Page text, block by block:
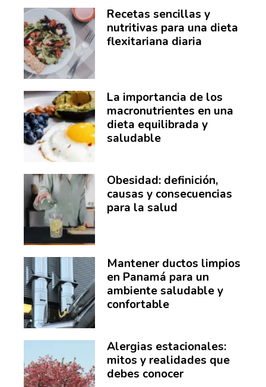
Recetas sencillas y
nutritivas para una dieta
flexitariana diaria
La importancia de los
macronutrientes en una
dieta equilibrada y
saludable
Obesidad: definición,
causas y consecuencias
para la salud
Mantener ductos limpios
en Panamá para un
ambiente saludable y
confortable
Alergias estacionales:
mitos y realidades que
debes conocer